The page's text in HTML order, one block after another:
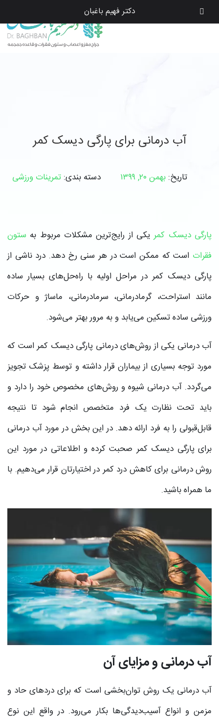
دکتر فهیم باغبان
آب درمانی برای پارگی دیسک کمر
تاریخ: بهمن ۲۰, ۱۳۹۹ دسته بندی: تمرینات ورزشی
پارگی دیسک کمر یکی از رایج‌ترین مشکلات مربوط به ستون
فقرات است که ممکن است در هر سنی رخ دهد. درد ناشی از
پارگی دیسک کمر در مراحل اولیه با راه‌حل‌های بسیار ساده
مانند استراحت، گرمادرمانی، سرمادرمانی، ماساژ و حرکات
ورزشی ساده تسکین می‌یابد و به مرور بهتر می‌شود.
آب‌ درمانی یکی از روش‌های درمانی پارگی دیسک کمر است که
مورد توجه بسیاری از بیماران قرار داشته و توسط پزشک تجویز
می‌گردد. آب‌ درمانی شیوه و روش‌های مخصوص خود را دارد و
باید تحت نظارت یک فرد متخصص انجام شود تا نتیجه
قابل‌قبولی را به فرد ارائه دهد. در این بخش در مورد آب درمانی
برای پارگی دیسک کمر صحبت کرده و اطلاعاتی در مورد این
روش درمانی برای کاهش درد کمر در اختیارتان قرار می‌دهیم. با
ما همراه باشید.
آب‌‌ درمانی و مزایای آن
آب ‌‌درمانی یک روش توان‌بخشی است که برای دردهای حاد و
مزمن و انواع آسیب‌دیدگی‌ها بکار می‌رود. در واقع این نوع